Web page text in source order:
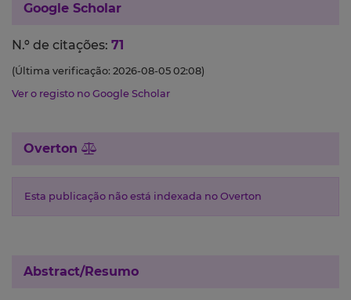
Google Scholar
N.º de citações: 71
(Última verificação: 2026-08-05 02:08)
Ver o registo no Google Scholar
Overton
Esta publicação não está indexada no Overton
Abstract/Resumo